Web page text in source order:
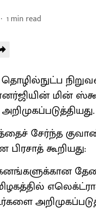
1min read
மின்
சேர்ந்த
கூறியது: